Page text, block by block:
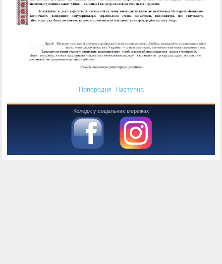
Попередня Наступна
Коледж у соціальних мережах